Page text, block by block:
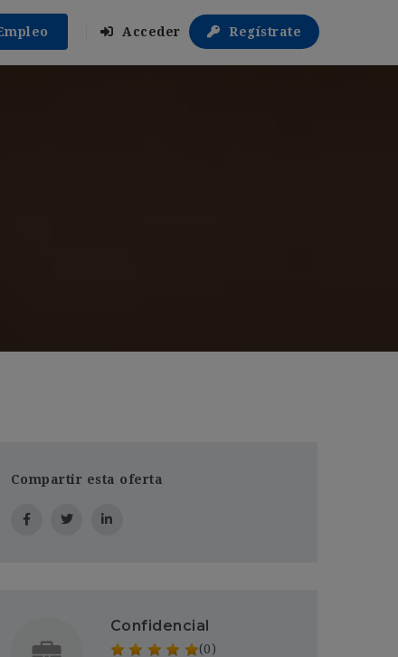
Acceder Regístrate
Compartir esta oferta
Confidencial
(0)